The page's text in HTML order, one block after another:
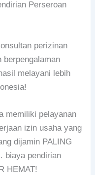
Perseroan
perizinan
berpengalaman
melayani lebih
memiliki pelayanan
izin usaha yang
dijamin PALING
biaya pendirian
HEMAT!